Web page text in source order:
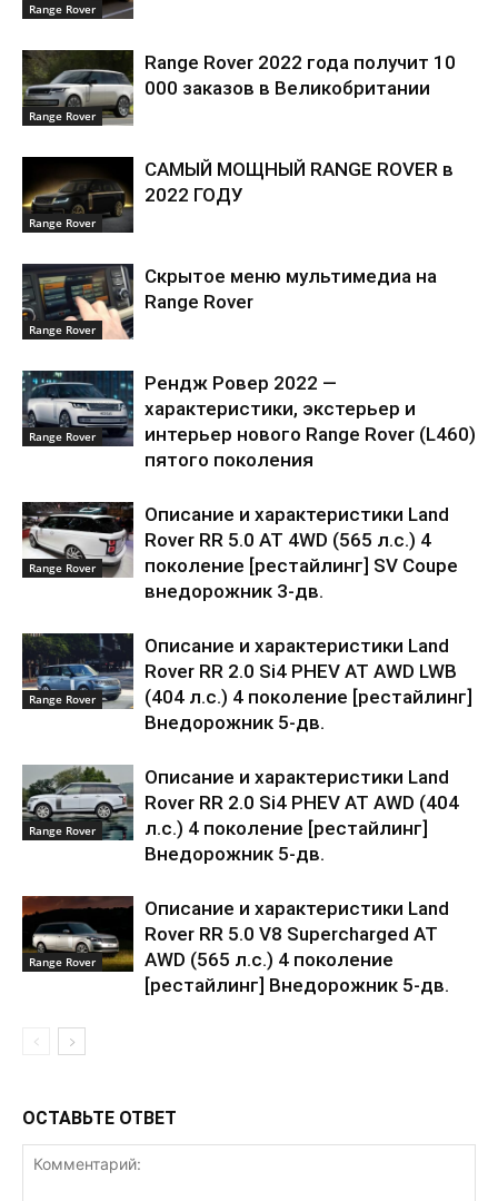
Range Rover
Range Rover
Range Rover 2022 года получит 10
000 заказов в Великобритании
Range Rover
САМЫЙ МОЩНЫЙ RANGE ROVER в
2022 ГОДУ
Range Rover
Скрытое меню мультимедиа на
Range Rover
Range Rover
Рендж Ровер 2022 —
характеристики, экстерьер и
интерьер нового Range Rover (L460)
пятого поколения
Range Rover
Описание и характеристики Land
Rover RR 5.0 AT 4WD (565 л.с.) 4
поколение [рестайлинг] SV Coupe
внедорожник 3-дв.
Range Rover
Описание и характеристики Land
Rover RR 2.0 Si4 PHEV AT AWD LWB
(404 л.с.) 4 поколение [рестайлинг]
Внедорожник 5-дв.
Range Rover
Описание и характеристики Land
Rover RR 2.0 Si4 PHEV AT AWD (404
л.с.) 4 поколение [рестайлинг]
Внедорожник 5-дв.
Range Rover
Описание и характеристики Land
Rover RR 5.0 V8 Supercharged AT
AWD (565 л.с.) 4 поколение
[рестайлинг] Внедорожник 5-дв.
ОСТАВЬТЕ ОТВЕТ